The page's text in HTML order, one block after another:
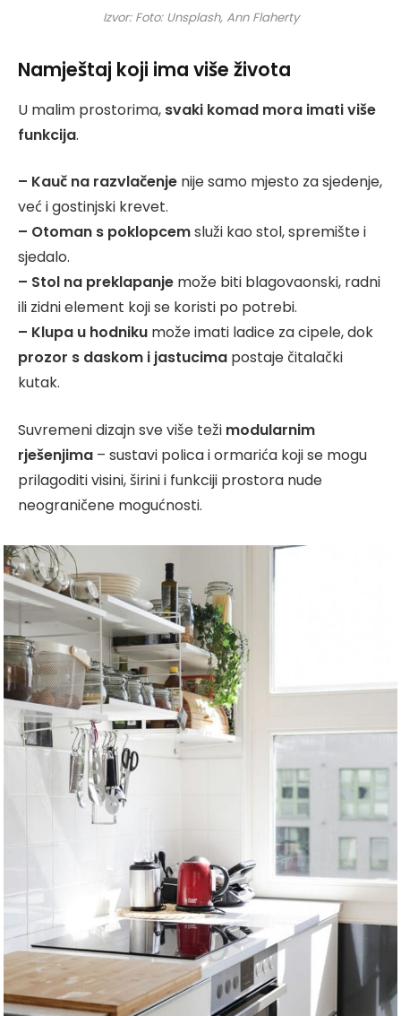
Izvor: Foto: Unsplash, Ann Flaherty
Namještaj koji ima više života
U malim prostorima, svaki komad mora imati više
funkcija.
– Kauč na razvlačenje nije samo mjesto za sjedenje,
već i gostinjski krevet.
– Otoman s poklopcemsluži kao stol, spremište i
sjedalo.
– Stol na preklapanje može biti blagovaonski, radni
ili zidni element koji se koristi po potrebi.
– Klupa u hodniku može imati ladice za cipele, dok
prozor s daskom i jastucima postaje čitalački
kutak.
Suvremeni dizajn sve više teži modularnim
rješenjima – sustavi polica i ormarića koji se mogu
prilagoditi visini, širini i funkciji prostora nude
neograničene mogućnosti.